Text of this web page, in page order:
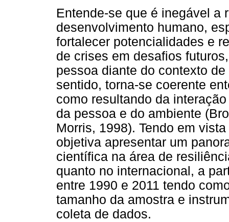
Entende-se que é inegável a
desenvolvimento humano,
fortalecer potencialidades e
de crises em desafios
pessoa diante do contexto
sentido, torna-se coerente
como resultando da
da pessoa e do ambiente
Morris, 1998). Tendo em
objetiva apresentar um
científica na área de
quanto no internacional, a
entre 1990 e 2011 tendo
tamanho da amostra e
coleta de dados.